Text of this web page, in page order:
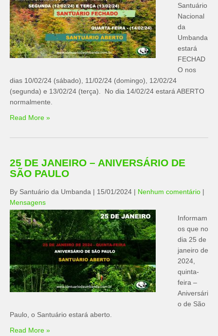
Santuário
Nacional
da
Umbanda
estará
FECHAD
O nos
dias 10/02/24 (sábado), 11/02/24 (domingo), 12/02/24
(segunda) e 13/02/24 (terça). No dia 14/02/24 estará ABERTO
normalmente.
Read More »
25 DE JANEIRO – ANIVERSÁRIO DE
SÃO PAULO
By Santuário da Umbanda | 15/01/2024 | Nenhum comentário |
Mensagens
Informam
os que no
dia 25 de
janeiro de
2024,
quinta-
feira –
Aniversári
o de São
Paulo, o Santuário estará aberto.
Read More »